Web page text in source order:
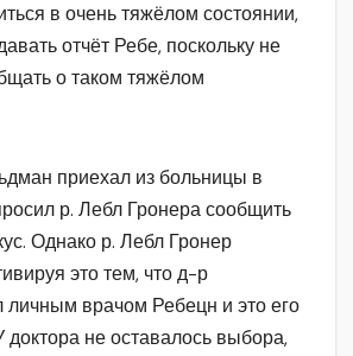
в очень тяжёлом состоянии,
отчёт Ребе, поскольку не
о таком тяжёлом
приехал из больницы в
р. Лебл Гронера сообщить
Однако р. Лебл Гронер
это тем, что д-р
врачом Ребецн и это его
доктора не оставалось выбора,